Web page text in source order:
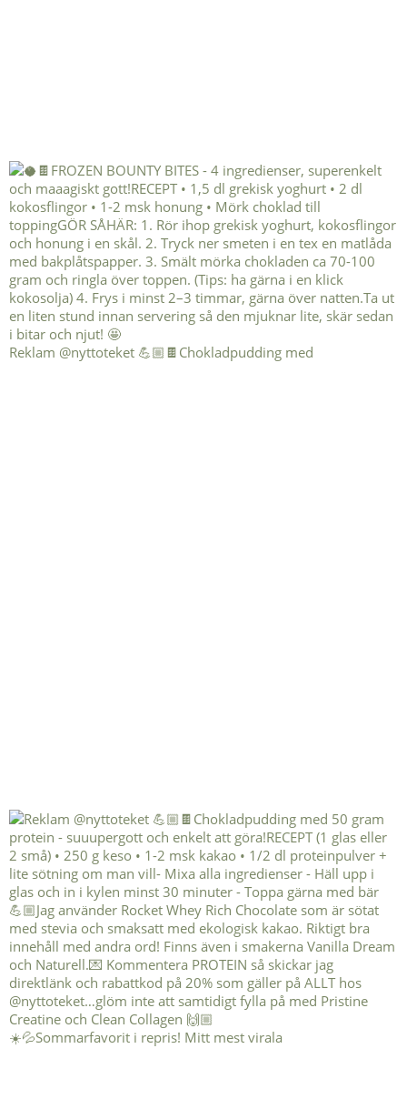
Reklam @nyttoteket 💪🏼🍫Chokladpudding med
☀️💦Sommarfavorit i repris! Mitt mest virala